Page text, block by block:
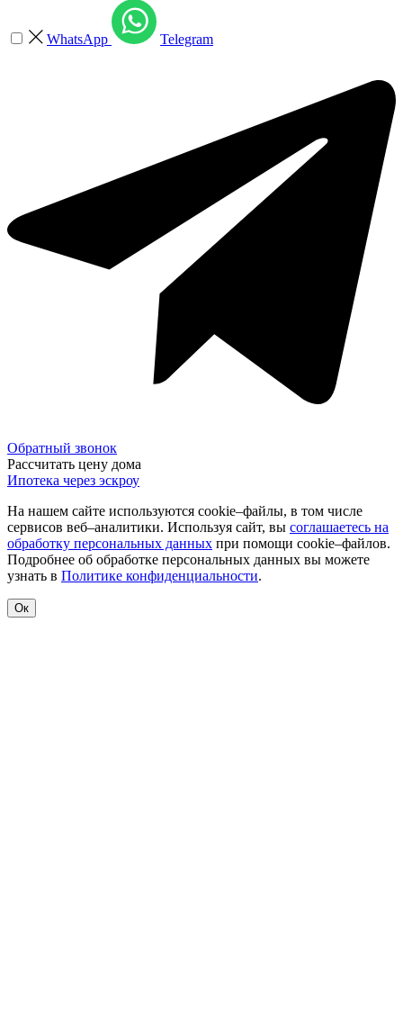
WhatsApp Telegram
Обратный звонок
Рассчитать цену дома
Ипотека через эскроу
На нашем сайте используются cookie–файлы, в том числе
сервисов веб–аналитики. Используя сайт, вы соглашаетесь на
обработку персональных данных при помощи cookie–файлов.
Подробнее об обработке персональных данных вы можете
узнать в Политике конфиденциальности.
Ок